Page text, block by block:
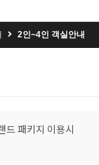
2인~4인 객실안내
드 패키지 이용시